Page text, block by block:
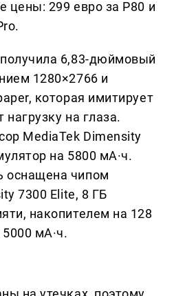
цены: 299 евро за P80 и
6,83-дюймовый
1280×2766 и
которая имитирует
на глаза.
MediaTek Dimensity
на 5800 мА·ч.
чипом
7300 Elite, 8 ГБ
накопителем на 128
мА·ч.